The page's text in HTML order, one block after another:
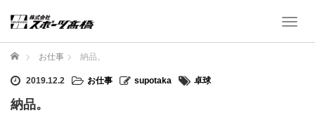
T
ホーム お仕事 納品。
2019.12.2 お仕事 supotaka 卓球
納品。